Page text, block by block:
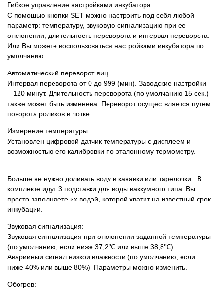
Гибкое управление настройками инкубатора:
С помощью кнопки SET можно настроить под себя любой
параметр: температуру, звуковую сигнализацию при ее
отклонении, длительность переворота и интервал переворота.
Или Вы можете воспользоваться настройками инкубатора по
умолчанию.
Автоматический переворот яиц:
Интервал переворота от 0 до 999 (мин). Заводские настройки
– 120 минут. Длительность переворота (по умолчанию 15 сек.)
также может быть изменена. Переворот осуществляется путем
поворота роликов в лотке.
Измерение температуры:
Установлен цифровой датчик температуры с дисплеем и
возможностью его калибровки по эталонному термометру.
Больше не нужно доливать воду в канавки или тарелочки
В
комплекте идут 3 подставки для воды ваккумного типа. Вы
просто заполняете их водой, которой хватит на известный срок
инкубации.
Звуковая сигнализация:
Звуковая сигнализация при отклонении заданной температуры
(по умолчанию, если ниже 37,2℃ или выше 38,8℃).
Аварийный сигнал низкой влажности (по умолчанию, если
ниже 40% или выше 80%). Параметры можно изменить.
Обогрев: